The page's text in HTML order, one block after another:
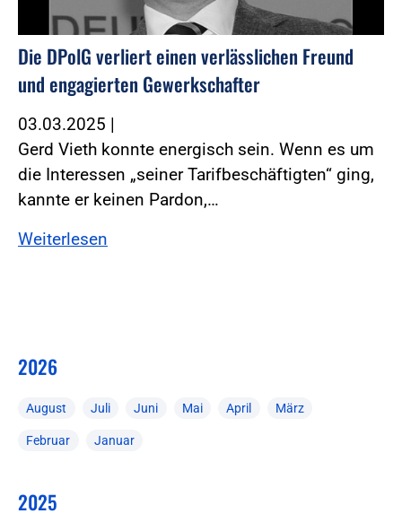
Die DPolG verliert einen verlässlichen Freund
und engagierten Gewerkschafter
03.03.2025 |
Gerd Vieth konnte energisch sein. Wenn es um
die Interessen „seiner Tarifbeschäftigten“ ging,
kannte er keinen Pardon,…
Weiterlesen
2026
August Juli Juni Mai April März
Februar Januar
2025